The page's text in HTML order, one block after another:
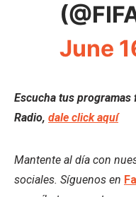
June
Escucha tus programas
Radio, dale click aquí
Mantente al día con
sociales. Síguenos en